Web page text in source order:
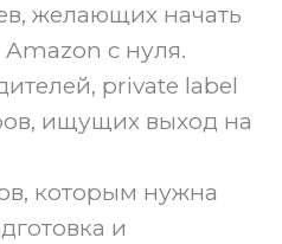
желающих начать
с нуля.
private label
ищущих выход на
которым нужна
и